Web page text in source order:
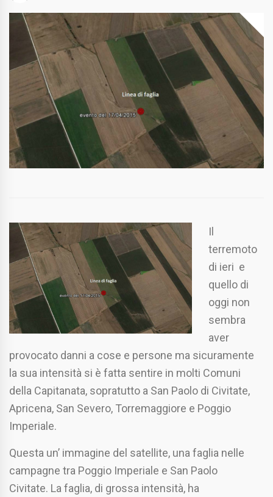
Il
terremoto
di ieri e
quello di
oggi non
sembra
aver
provocato danni a cose e persone ma sicuramente
la sua intensità si è fatta sentire in molti Comuni
della Capitanata, sopratutto a San Paolo di Civitate,
Apricena, San Severo, Torremaggiore e Poggio
Imperiale.
Questa un’ immagine del satellite, una faglia nelle
campagne tra Poggio Imperiale e San Paolo
Civitate. La faglia, di grossa intensità, ha